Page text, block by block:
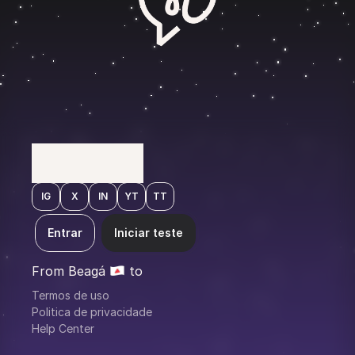
M T N
F O B L
IG X IN YT TT
Entrar Iniciar teste
From Beagá to
Termos de uso
Politica de privacidade
Help Center